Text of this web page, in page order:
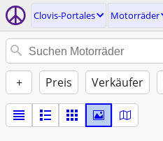
Clovis-Portales Motorräder
+ Preis Verkäufer